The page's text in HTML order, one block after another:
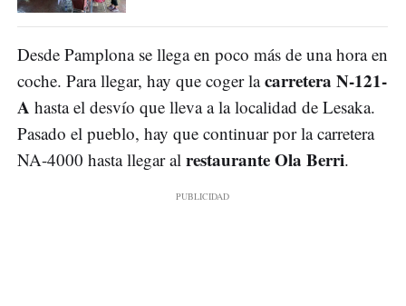
Desde Pamplona se llega en poco más de una hora en
coche. Para llegar, hay que coger lacarretera N-121-
A hasta el desvío que lleva a la localidad de Lesaka.
Pasado el pueblo, hay que continuar por la carretera
NA-4000 hasta llegar al restaurante Ola Berri.